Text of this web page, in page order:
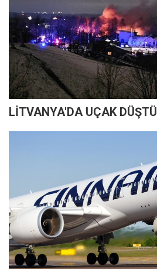
LİTVANYA'DA UÇAK DÜŞTÜ